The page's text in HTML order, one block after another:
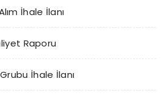
İhale İlanı
Raporu
İhale İlanı